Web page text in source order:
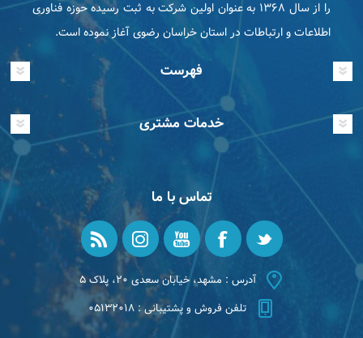
را از سال ۱۳۶۸ به عنوان اولین شرکت به ثبت رسیده حوزه فناوری
اطلاعات و ارتباطات در استان خراسان رضوی آغاز نموده است.
فهرست
خدمات مشتری
تماس با ما
آدرس : مشهد، خیابان سعدی ۲۰، پلاک ۵
تلفن فروش و پشتیبانی : ۰۵۱۳۲۰۱۸